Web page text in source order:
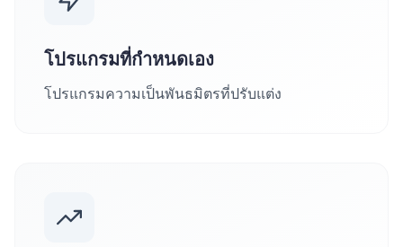
โปรแกรมที่กำหนดเอง
โปรแกรมความเป็นพันธมิตรที่ปรับแต่ง